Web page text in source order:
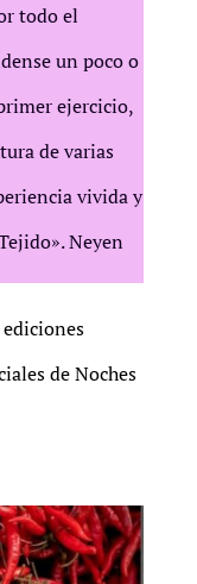
todo el
un poco o
ejercicio,
de varias
vivida y
Neyen
de Noches